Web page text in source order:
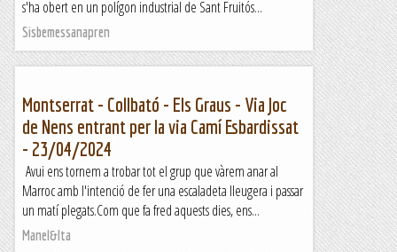
s'ha obert en un polígon industrial de Sant Fruitós...
Sisbemessanapren
Montserrat - Collbató - Els Graus - Via Joc
de Nens entrant per la via Camí Esbardissat
- 23/04/2024
Avui ens tornem a trobar tot el grup que vàrem anar al
Marroc amb l'intenció de fer una escaladeta lleugera i passar
un matí plegats.Com que fa fred aquests dies, ens...
Manel&Ita